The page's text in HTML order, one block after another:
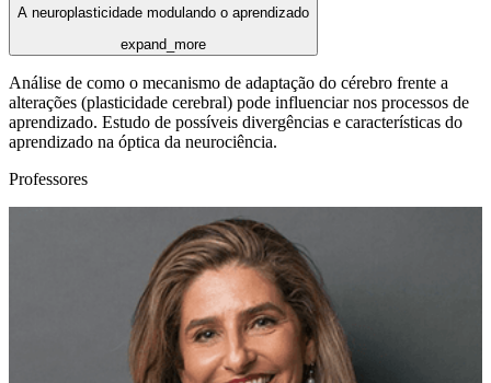
A neuroplasticidade modulando o aprendizado
expand_more
Análise de como o mecanismo de adaptação do cérebro frente a
alterações (plasticidade cerebral) pode influenciar nos processos de
aprendizado. Estudo de possíveis divergências e características do
aprendizado na óptica da neurociência.
Professores